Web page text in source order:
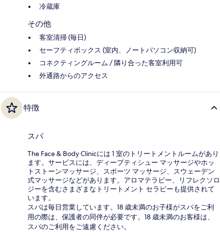
冷蔵庫
その他
客室清掃 (毎日)
セーフティボックス (室内、ノートパソコン収納可)
コネクティングルーム / 隣り合った客室利用可
外通路からのアクセス
特徴
スパ
The Face & Body Clinicには 1 室のトリートメントルームがあり
ます。サービスには、ディープティシュー マッサージやホッ
トストーンマッサージ、スポーツ マッサージ、スウェーデン
式マッサージなどがあります。アロマテラピー、リフレクソロ
ジーを含むさまざまなトリートメント セラピーも提供されて
います。
スパは毎日営業しています。18 歳未満のお子様がスパをご利
用の際は、保護者の同伴が必要です。18 歳未満のお客様は、
スパのご利用をご遠慮ください。